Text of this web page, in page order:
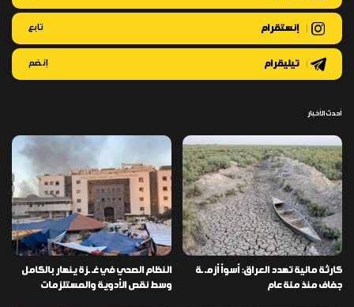
إنستقرام تابع
تيليقرام إنضم
أحدث الأخبار
كارثة مائية تهدد العراق: أسوأ أزمـ ـة
جفاف منذ مئة عام
النظام الصحي في غـ ـزة ينهار بالكامل
وسط نقص الأدوية والمستلزمات